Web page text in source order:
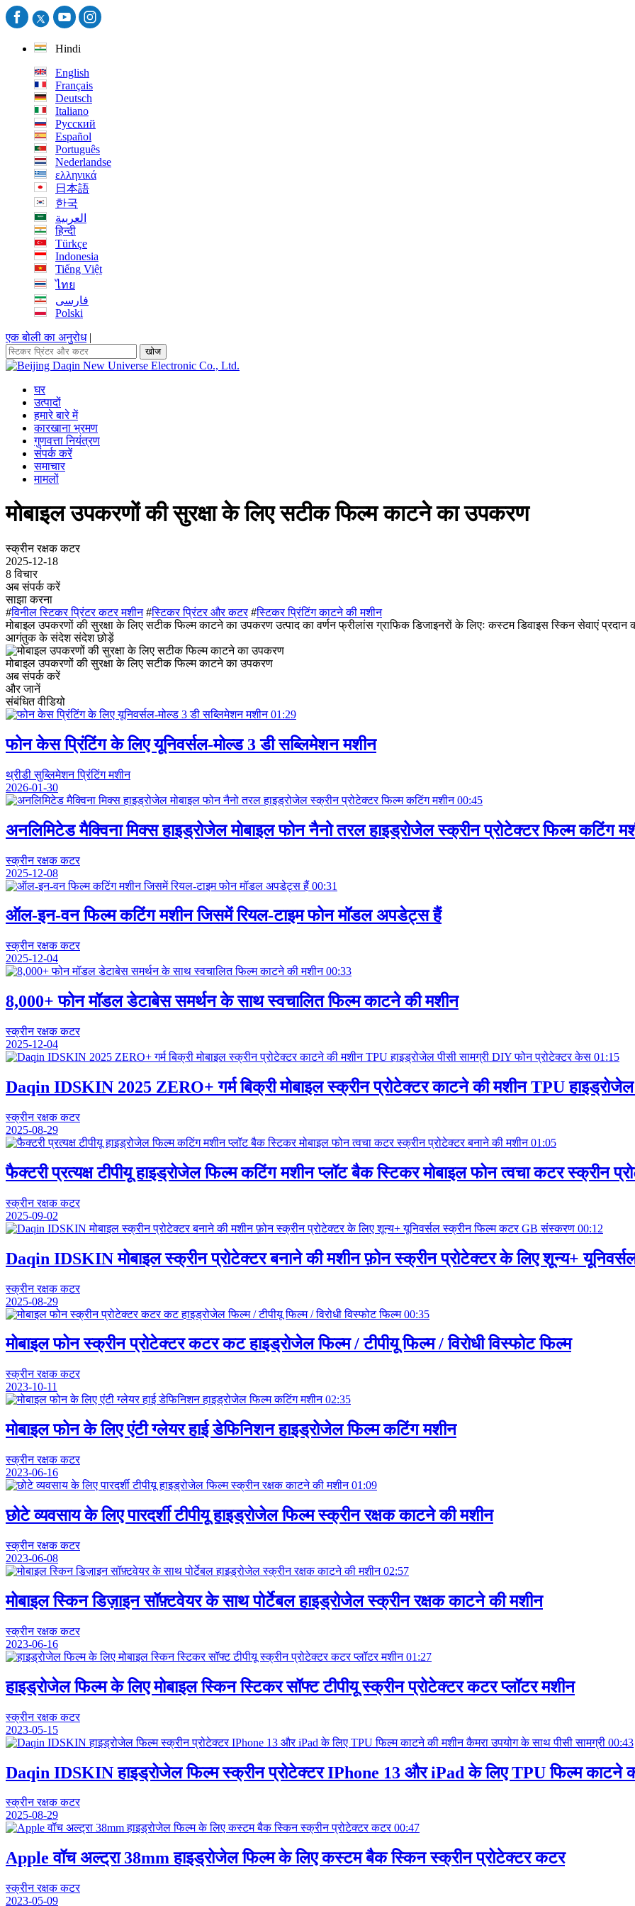
Hindi
English
Français
Deutsch
Italiano
Русский
Español
Português
Nederlandse
ελληνικά
日本語
한국
العربية
हिन्दी
Türkçe
Indonesia
Tiếng Việt
ไทย
فارسی
Polski
एक बोली का अनुरोध|
खोज
घर
उत्पादों
हमारे बारे में
कारखाना भ्रमण
गुणवत्ता नियंत्रण
संपर्क करें
समाचार
मामलों
मोबाइल उपकरणों की सुरक्षा के लिए सटीक फिल्म काटने का उपकरण
स्क्रीन रक्षक कटर
2025-12-18
8 विचार
अब संपर्क करें
साझा करना
#विनील स्टिकर प्रिंटर कटर मशीन #स्टिकर प्रिंटर और कटर #स्टिकर प्रिंटिंग काटने की मशीन
मोबाइल उपकरणों की सुरक्षा के लिए सटीक फिल्म काटने का उपकरण उत्पाद का वर्णन फ्रीलांस ग्राफिक डिजाइनरों के लिएः कस्टम डिवाइस स्किन सेवाएं
आगंतुक के संदेश संदेश छोड़ें
मोबाइल उपकरणों की सुरक्षा के लिए सटीक फिल्म काटने का उपकरण
अब संपर्क करें
और जानें
संबंधित वीडियो
01:29
फोन केस प्रिंटिंग के लिए यूनिवर्सल-मोल्ड 3 डी सब्लिमेशन मशीन
थ्रीडी सुब्लिमेशन प्रिंटिंग मशीन
2026-01-30
00:45
अनलिमिटेड मैक्विना मिक्स हाइड्रोजेल मोबाइल फोन नैनो तरल हाइड्रोजेल स्क्रीन प्रोटेक्टर फिल्म कटिंग
स्क्रीन रक्षक कटर
2025-12-08
00:31
ऑल-इन-वन फिल्म कटिंग मशीन जिसमें रियल-टाइम फोन मॉडल अपडेट्स हैं
स्क्रीन रक्षक कटर
2025-12-04
00:33
8,000+ फोन मॉडल डेटाबेस समर्थन के साथ स्वचालित फिल्म काटने की मशीन
स्क्रीन रक्षक कटर
2025-12-04
01:15
Daqin IDSKIN 2025 ZERO+ गर्म बिक्री मोबाइल स्क्रीन प्रोटेक्टर काटने की मशीन TPU
स्क्रीन रक्षक कटर
2025-08-29
01:05
फैक्टरी प्रत्यक्ष टीपीयू हाइड्रोजेल फिल्म कटिंग मशीन प्लॉट बैक स्टिकर मोबाइल फोन त्वचा कटर स्क्रीन
स्क्रीन रक्षक कटर
2025-09-02
00:12
Daqin IDSKIN मोबाइल स्क्रीन प्रोटेक्टर बनाने की मशीन फ़ोन स्क्रीन प्रोटेक्टर के लिए शून्य+
स्क्रीन रक्षक कटर
2025-08-29
00:35
मोबाइल फोन स्क्रीन प्रोटेक्टर कटर कट हाइड्रोजेल फिल्म / टीपीयू फिल्म / विरोधी विस्फोट फिल्म
स्क्रीन रक्षक कटर
2023-10-11
02:35
मोबाइल फोन के लिए एंटी ग्लेयर हाई डेफिनिशन हाइड्रोजेल फिल्म कटिंग मशीन
स्क्रीन रक्षक कटर
2023-06-16
01:09
छोटे व्यवसाय के लिए पारदर्शी टीपीयू हाइड्रोजेल फिल्म स्क्रीन रक्षक काटने की मशीन
स्क्रीन रक्षक कटर
2023-06-08
02:57
मोबाइल स्किन डिज़ाइन सॉफ़्टवेयर के साथ पोर्टेबल हाइड्रोजेल स्क्रीन रक्षक काटने की मशीन
स्क्रीन रक्षक कटर
2023-06-16
01:27
हाइड्रोजेल फिल्म के लिए मोबाइल स्किन स्टिकर सॉफ्ट टीपीयू स्क्रीन प्रोटेक्टर कटर प्लॉटर मशीन
स्क्रीन रक्षक कटर
2023-05-15
00:43
Daqin IDSKIN हाइड्रोजेल फिल्म स्क्रीन प्रोटेक्टर IPhone 13 और iPad के लिए TPU फिल्म काटने
स्क्रीन रक्षक कटर
2025-08-29
00:47
Apple वॉच अल्ट्रा 38mm हाइड्रोजेल फिल्म के लिए कस्टम बैक स्किन स्क्रीन प्रोटेक्टर कटर
स्क्रीन रक्षक कटर
2023-05-09